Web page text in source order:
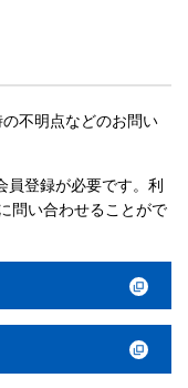
不明点などのお問い
員登録が必要です。利
問い合わせることがで